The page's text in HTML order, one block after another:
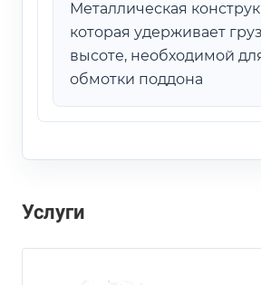
Металлическая
которая удерживает
высоте, необходимой
обмотки поддона
Услуги